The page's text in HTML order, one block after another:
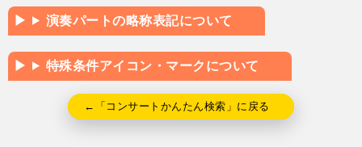
演奏パートの略称表記について
特殊条件アイコン・マークについて
←「コンサートかんたん検索」に戻る